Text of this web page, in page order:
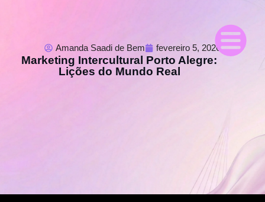
Amanda Saadi de Bem fevereiro 5, 2026
Marketing Intercultural Porto Alegre:
Lições do Mundo Real